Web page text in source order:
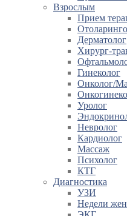
Взрослым
Прием
Дерматолог
Хирург-
Гинеколог
Онколог/
Уролог
Невролог
Кардиолог
Массаж
Психолог
КТГ
Диагностика
УЗИ
Недели